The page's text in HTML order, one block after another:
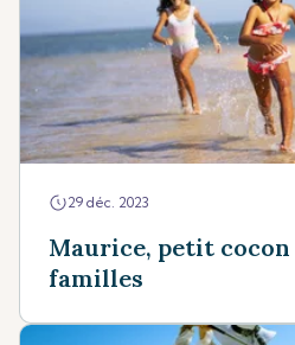
29 déc. 2023
Maurice, petit
familles